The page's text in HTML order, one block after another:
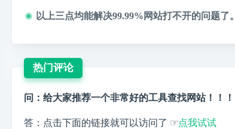
以上三点均能解决99.99%网站打不开的问题了。
热门评论
问：给大家推荐一个非常好的工具查找网站！！！
答：点击下面的链接就可以访问了 ☞点我试试